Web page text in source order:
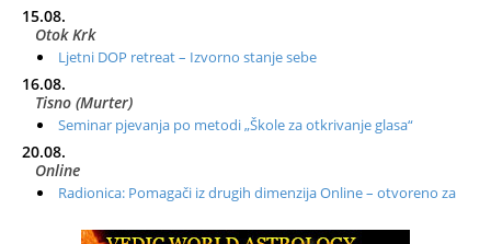
15.08.
Otok Krk
Ljetni DOP retreat – Izvorno stanje sebe
16.08.
Tisno (Murter)
Seminar pjevanja po metodi „Škole za otkrivanje glasa“
20.08.
Online
Radionica: Pomagači iz drugih dimenzija Online – otvoreno za